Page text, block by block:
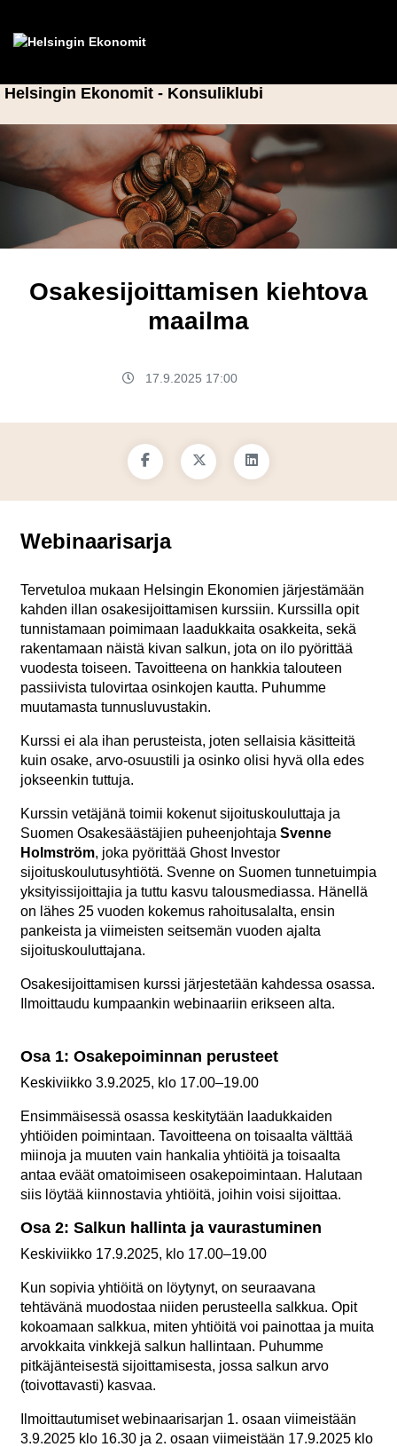
Helsingin Ekonomit - Konsuliklubi
Osakesijoittamisen kiehtova
maailma
17.9.2025 17:00
Webinaarisarja
Tervetuloa mukaan Helsingin Ekonomien järjestämään
kahden illan osakesijoittamisen kurssiin. Kurssilla opit
tunnistamaan poimimaan laadukkaita osakkeita, sekä
rakentamaan näistä kivan salkun, jota on ilo pyörittää
vuodesta toiseen. Tavoitteena on hankkia talouteen
passiivista tulovirtaa osinkojen kautta. Puhumme
muutamasta tunnusluvustakin.
Kurssi ei ala ihan perusteista, joten sellaisia käsitteitä
kuin osake, arvo-osuustili ja osinko olisi hyvä olla edes
jokseenkin tuttuja.
Kurssin vetäjänä toimii kokenut sijoituskouluttaja ja
Suomen Osakesäästäjien puheenjohtaja Svenne
Holmström, joka pyörittää Ghost Investor
sijoituskoulutusyhtiötä. Svenne on Suomen tunnetuimpia
yksityissijoittajia ja tuttu kasvu talousmediassa. Hänellä
on lähes 25 vuoden kokemus rahoitusalalta, ensin
pankeista ja viimeisten seitsemän vuoden ajalta
sijoituskouluttajana.
Osakesijoittamisen kurssi järjestetään kahdessa osassa.
Ilmoittaudu kumpaankin webinaariin erikseen alta.
Osa 1: Osakepoiminnan perusteet
Keskiviikko 3.9.2025, klo 17.00–19.00
Ensimmäisessä osassa keskitytään laadukkaiden
yhtiöiden poimintaan. Tavoitteena on toisaalta välttää
miinoja ja muuten vain hankalia yhtiöitä ja toisaalta
antaa eväät omatoimiseen osakepoimintaan. Halutaan
siis löytää kiinnostavia yhtiöitä, joihin voisi sijoittaa.
Osa 2: Salkun hallinta ja vaurastuminen
Keskiviikko 17.9.2025, klo 17.00–19.00
Kun sopivia yhtiöitä on löytynyt, on seuraavana
tehtävänä muodostaa niiden perusteella salkkua. Opit
kokoamaan salkkua, miten yhtiöitä voi painottaa ja muita
arvokkaita vinkkejä salkun hallintaan. Puhumme
pitkäjänteisestä sijoittamisesta, jossa salkun arvo
(toivottavasti) kasvaa.
Ilmoittautumiset webinaarisarjan 1. osaan viimeistään
3.9.2025 klo 16.30 ja 2. osaan viimeistään 17.9.2025 klo